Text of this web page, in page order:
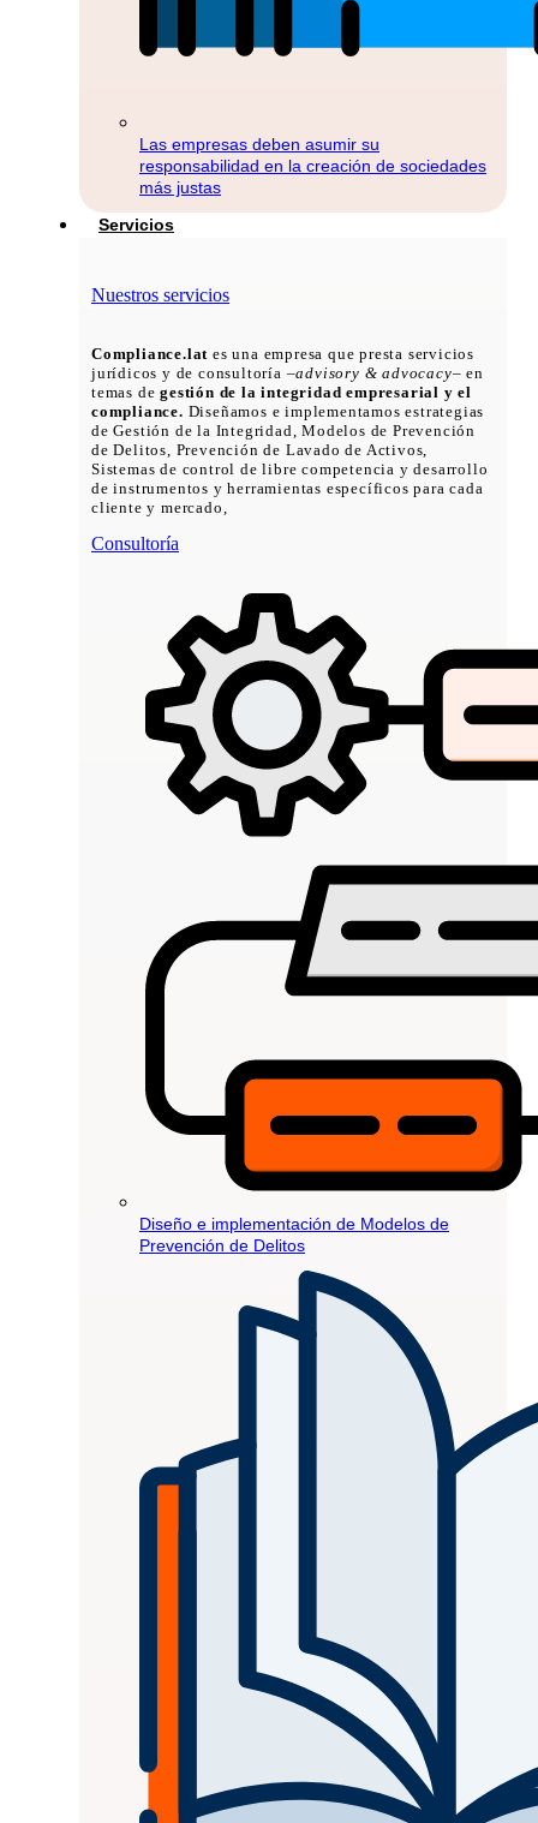
Las empresas deben asumir su
responsabilidad en la creación de sociedades
más justas
Servicios
Nuestros servicios
Compliance.lat es una empresa que presta servicios
jurídicos y de consultoría –advisory & advocacy– en
temas degestión de la integridad empresarial y el
compliance. Diseñamos e implementamos estrategias
de Gestión de la Integridad, Modelos de Prevención
de Delitos, Prevención de Lavado de Activos,
Sistemas de control de libre competencia y desarrollo
de instrumentos y herramientas específicos para cada
cliente y mercado,
Consultoría
Diseño e implementación de Modelos de
Prevención de Delitos